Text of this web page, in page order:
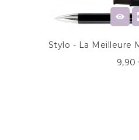
Stylo - La Meilleure
9,90